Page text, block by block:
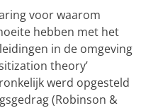
voor waarom
hebben met het
in de omgeving
theory’
werd opgesteld
(Robinson &